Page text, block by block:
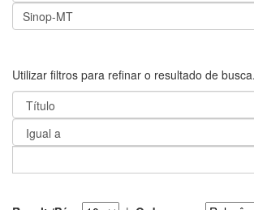
Utilizar filtros para refinar o resultado de busca.